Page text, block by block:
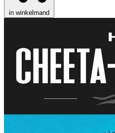
in winkelmand